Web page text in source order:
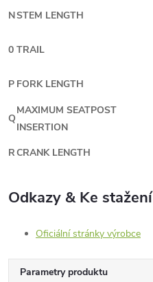
NSTEM LENGTH
0 TRAIL
P FORK LENGTH
Q
MAXIMUM SEATPOST
INSERTION
RCRANK LENGTH
Odkazy & Ke stažení
Oficiální stránky výrobce
Parametry produktu